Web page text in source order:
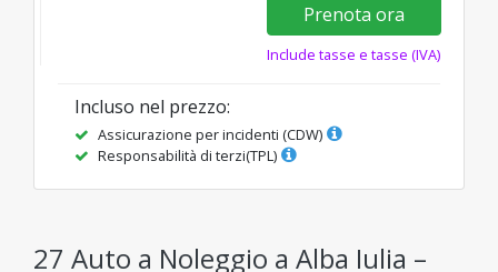
Prenota ora
Include tasse e tasse (IVA)
Incluso nel prezzo:
Assicurazione per incidenti (CDW)
Responsabilità di terzi(TPL)
27 Auto a Noleggio a Alba Iulia –